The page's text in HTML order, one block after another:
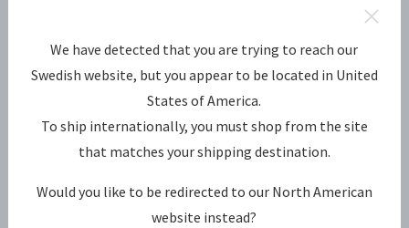
We have detected that you are trying to reach our
Swedish website, but you appear to be located in United
States of America.
To ship internationally, you must shop from the site
that matches your shipping destination.
Would you like to be redirected to our North American
website instead?